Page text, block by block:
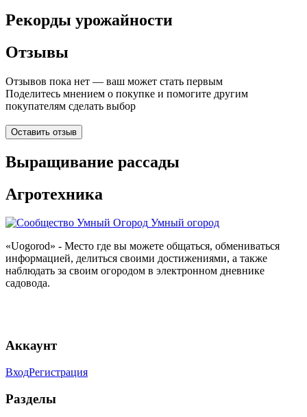
Рекорды урожайности
Отзывы
Отзывов пока нет — ваш может стать первым
Поделитесь мнением о покупке и помогите другим
покупателям сделать выбор
Оставить отзыв
Выращивание рассады
Агротехника
Умный огород
«Uogorod» - Место где вы можете общаться, обмениваться
информацией, делиться своими достижениями, а также
наблюдать за своим огородом в электронном дневнике
садовода.
Аккаунт
ВходРегистрация
Разделы